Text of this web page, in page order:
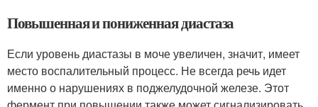
Повышенная и пониженная диастаза
Если уровень диастазы в моче увеличен, значит, имеет
место воспалительный процесс. Не всегда речь идет
именно о нарушениях в поджелудочной железе. Этот